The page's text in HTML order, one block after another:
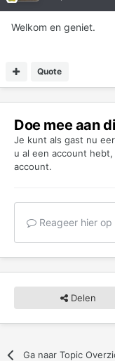
Welkom en geniet.
Quote
Doe mee aan
Je kunt als gast nu
u al een account hebt,
account.
Reageer hier
Delen
Ga naar Topic